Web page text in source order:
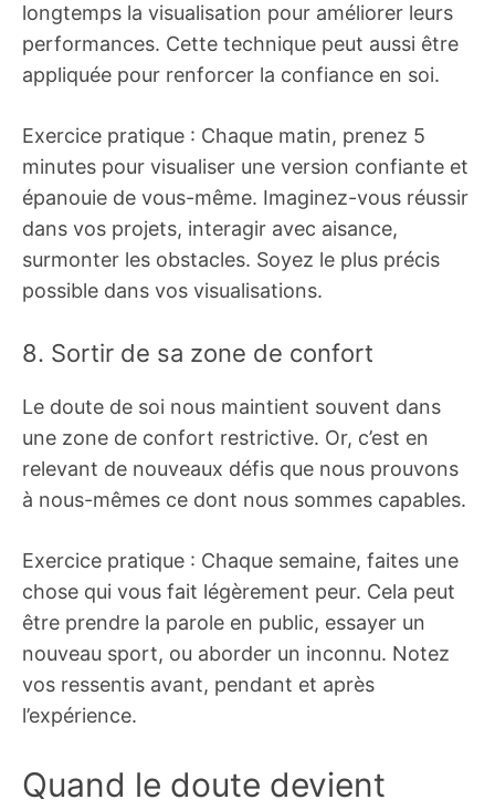
longtemps la visualisation pour améliorer leurs
performances. Cette technique peut aussi être
appliquée pour renforcer la confiance en soi.
Exercice pratique : Chaque matin, prenez 5
minutes pour visualiser une version confiante et
épanouie de vous-même. Imaginez-vous réussir
dans vos projets, interagir avec aisance,
surmonter les obstacles. Soyez le plus précis
possible dans vos visualisations.
8. Sortir de sa zone de confort
Le doute de soi nous maintient souvent dans
une zone de confort restrictive. Or, c’est en
relevant de nouveaux défis que nous prouvons
à nous-mêmes ce dont nous sommes capables.
Exercice pratique : Chaque semaine, faites une
chose qui vous fait légèrement peur. Cela peut
être prendre la parole en public, essayer un
nouveau sport, ou aborder un inconnu. Notez
vos ressentis avant, pendant et après
l’expérience.
Quand le doute devient